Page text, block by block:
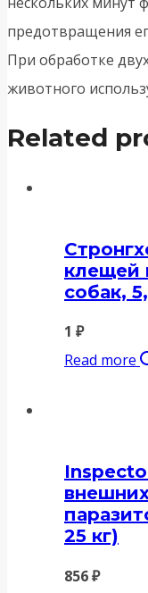
предотвращения
При обработке
животного
Related
клещей
собак,
1 ₽
Read more
25 кг)
856₽